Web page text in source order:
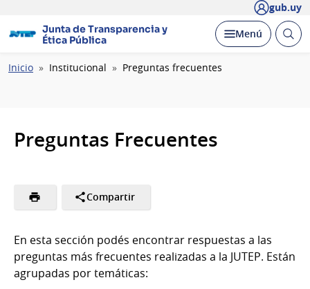
gub.uy
Junta de Transparencia y
Ética Pública
Desplegar
Menú Abrir
Ruta
Inicio Institucional Preguntas frecuentes
Preguntas Frecuentes
Compartir
En esta sección podés encontrar respuestas a las
preguntas más frecuentes realizadas a la JUTEP. Están
agrupadas por temáticas: